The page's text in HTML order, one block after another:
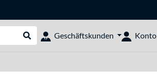
Suche durchführen
Geschäftskunden Konto